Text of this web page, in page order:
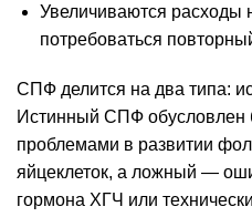
Увеличиваются расходы
потребоваться
СПФ делится на два типа:
Истинный СПФ обусловлен
проблемами в развитии
яйцеклеток, а ложный —
гормона ХГЧ или